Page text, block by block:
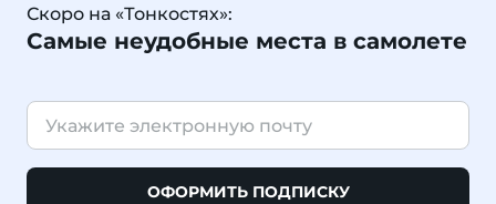
Скоро на «Тонкостях»:
Самые неудобные места в самолете
ОФОРМИТЬ ПОДПИСКУ